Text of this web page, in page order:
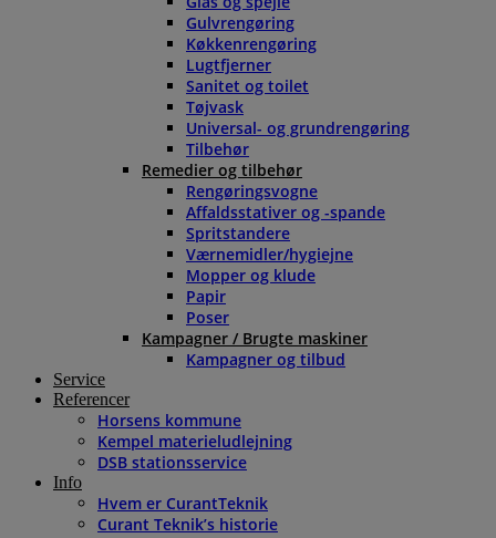
Gulvrengøring
Køkkenrengøring
Lugtfjerner
Sanitet og toilet
Tøjvask
Universal- og grundrengøring
Tilbehør
Remedier og tilbehør
Rengøringsvogne
Affaldsstativer og -spande
Spritstandere
Værnemidler/hygiejne
Mopper og klude
Papir
Poser
Kampagner / Brugte maskiner
Kampagner og tilbud
Service
Referencer
Horsens kommune
Kempel materieludlejning
DSB stationsservice
Info
Hvem er CurantTeknik
Curant Teknik’s historie